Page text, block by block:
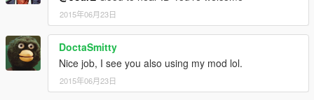
2015年06月23日
DoctaSmitty
Nice job, I see you also using my mod lol.
2015年06月23日